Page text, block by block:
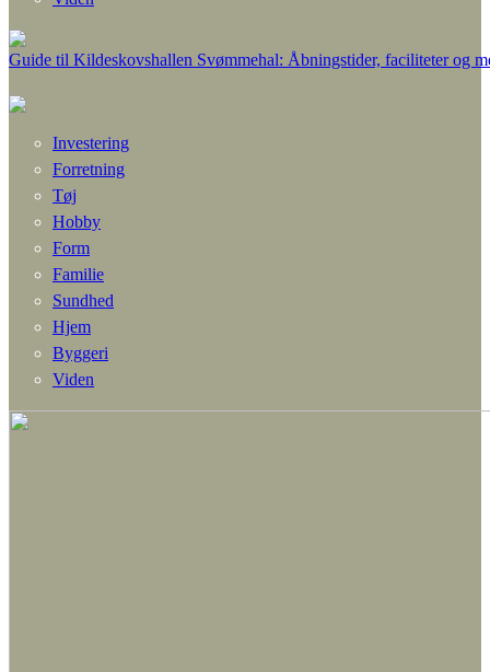
Guide til Kildeskovshallen Svømmehal: Åbningstider, faciliteter og
Investering
Forretning
Tøj
Hobby
Form
Familie
Sundhed
Hjem
Byggeri
Viden